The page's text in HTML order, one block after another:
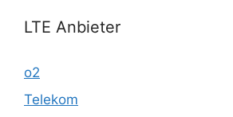
LTE Anbieter
o2
Telekom